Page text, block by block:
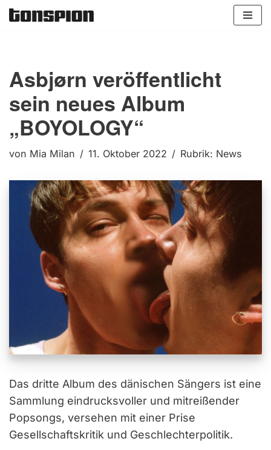
Asbjørn veröffentlicht
sein neues Album
„BOYOLOGY“
von Mia Milan 11. Oktober 2022 Rubrik: News
Das dritte Album des dänischen Sängers ist eine
Sammlung eindrucksvoller und mitreißender
Popsongs, versehen mit einer Prise
Gesellschaftskritik und Geschlechterpolitik.